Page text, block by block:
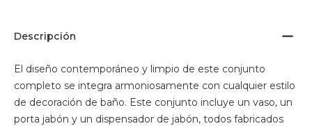
Descripción
El diseño contemporáneo y limpio de este conjunto
completo se integra armoniosamente con cualquier estilo
de decoración de baño. Este conjunto incluye un vaso, un
porta jabón y un dispensador de jabón, todos fabricados